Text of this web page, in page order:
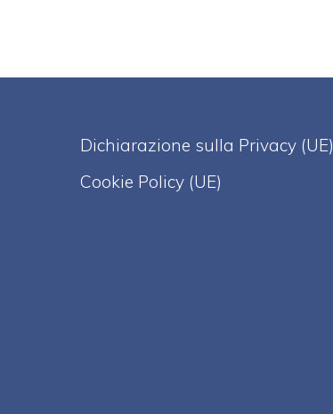
Dichiarazione sulla Privacy (UE)
Cookie Policy (UE)